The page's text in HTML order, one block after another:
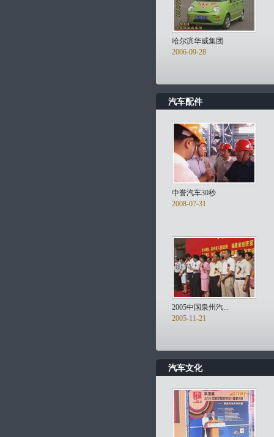
哈尔滨华威集团
2006-09-28
汽车配件
中誉汽车30秒
2008-07-31
2005中国泉州汽...
2005-11-21
汽车文化